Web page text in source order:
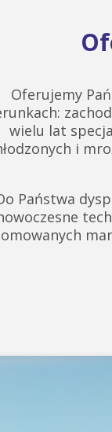
Oferujemy
wielu lat
i
Państwa